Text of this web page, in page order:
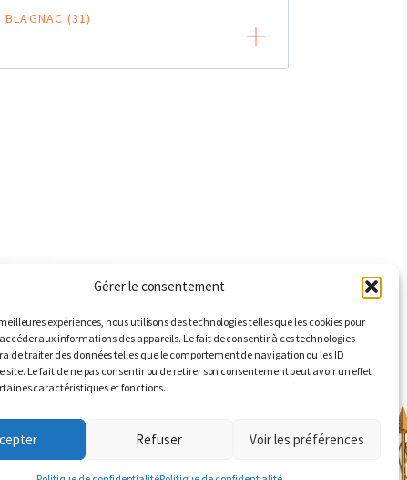
Gérer le consentement
expériences, nous utilisons des technologies telles que les cookies pour
aux informations des appareils. Le fait de consentir à ces technologies
de traiter des données telles que le comportement de navigation ou les ID
site. Le fait de ne pas consentir ou de retirer son consentement peut avoir un effet
caractéristiques et fonctions.
Refuser Voir les préférences
BLAGNAC (31)
Voir nos actualitésLinkedIn